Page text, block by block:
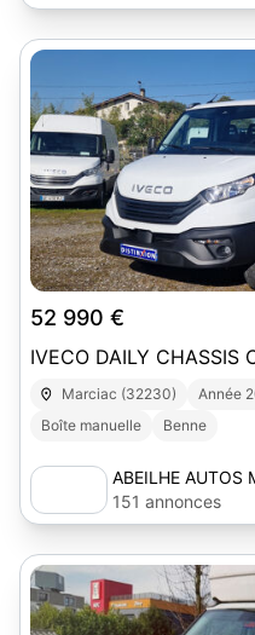
52 990 €
IVECO DAILY CHASSIS
Marciac (32230) Année
Boîte manuelle
Benne
ABEILHE AUTOS
151 annonces